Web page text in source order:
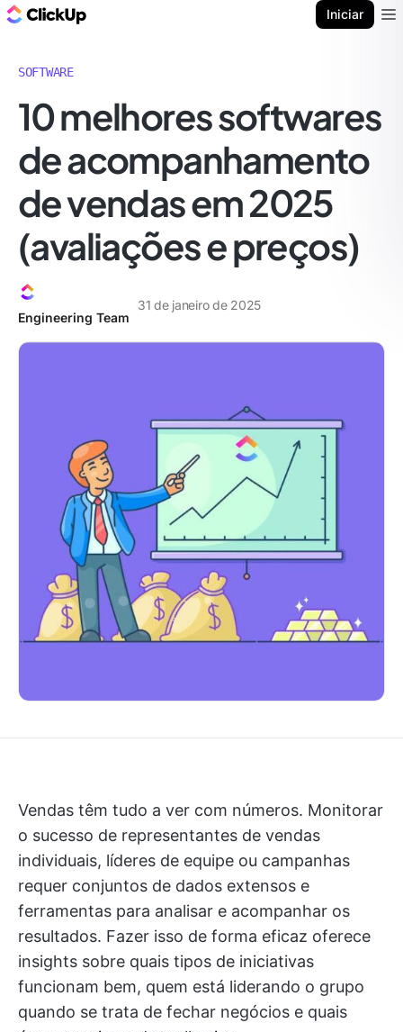
Iniciar
SOFTWARE
10 melhores softwares
de acompanhamento
de vendas em 2025
(avaliações e preços)
Engineering Team
31 de janeiro de 2025
Vendas têm tudo a ver com números. Monitorar
o sucesso de representantes de vendas
individuais, líderes de equipe ou campanhas
requer conjuntos de dados extensos e
ferramentas para analisar e acompanhar os
resultados. Fazer isso de forma eficaz oferece
insights sobre quais tipos de iniciativas
funcionam bem, quem está liderando o grupo
quando se trata de fechar negócios e quais